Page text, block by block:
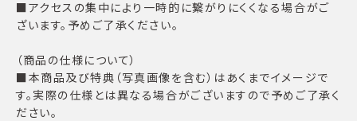
■アクセスの集中により一時的に繋がりにくくなる場合がご
ざいます。予めご了承ください。
（商品の仕様について）
■本商品及び特典（写真画像を含む）はあくまでイメージで
す。実際の仕様とは異なる場合がございますので予めご了承く
ださい。